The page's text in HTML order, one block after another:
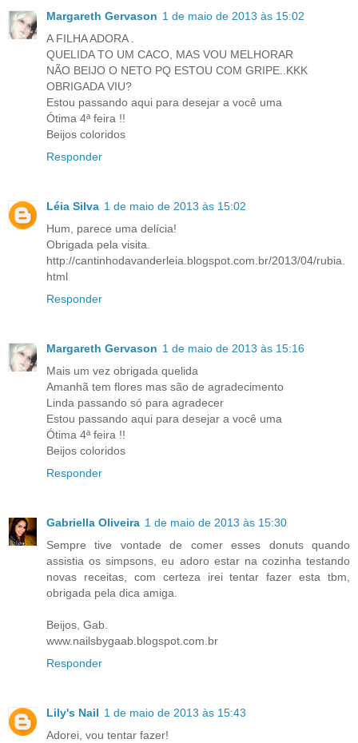
Margareth Gervason 1 de maio de 2013 às 15:02
A FILHA ADORA .
QUELIDA TO UM CACO, MAS VOU MELHORAR
NÃO BEIJO O NETO PQ ESTOU COM GRIPE..KKK
OBRIGADA VIU?
Estou passando aqui para desejar a você uma
Ótima 4ª feira !!
Beijos coloridos
Responder
Léia Silva 1 de maio de 2013 às 15:02
Hum, parece uma delícia!
Obrigada pela visita.
http://cantinhodavanderleia.blogspot.com.br/2013/04/rubia.
html
Responder
Margareth Gervason 1 de maio de 2013 às 15:16
Mais um vez obrigada quelida
Amanhã tem flores mas são de agradecimento
Linda passando só para agradecer
Estou passando aqui para desejar a você uma
Ótima 4ª feira !!
Beijos coloridos
Responder
Gabriella Oliveira 1 de maio de 2013 às 15:30
Sempre tive vontade de comer esses donuts quando
assistia os simpsons, eu adoro estar na cozinha testando
novas receitas, com certeza irei tentar fazer esta tbm,
obrigada pela dica amiga.
Beijos, Gab.
www.nailsbygaab.blogspot.com.br
Responder
Lily's Nail 1 de maio de 2013 às 15:43
Adorei, vou tentar fazer!